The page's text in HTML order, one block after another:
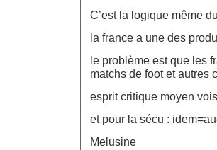
C’est la logique même
la france a une des
le problème est que les
matchs de foot et autres
esprit critique moyen
et pour la sécu :
Melusine